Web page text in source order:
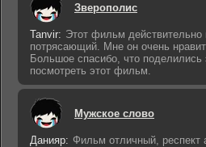
Зверополис
Tanvir: Этот фильм
потрясающий. Мне он очень
Большое спасибо, что
посмотреть этот фильм.
Мужское слово
Данияр: Фильм отличный, респект